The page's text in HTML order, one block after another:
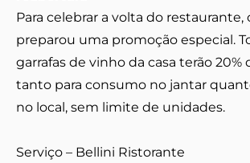
Para celebrar a volta do restaurante,
preparou uma promoção especial.
garrafas de vinho da casa terão 20%
tanto para consumo no jantar
no local, sem limite de unidades.
Serviço – Bellini Ristorante